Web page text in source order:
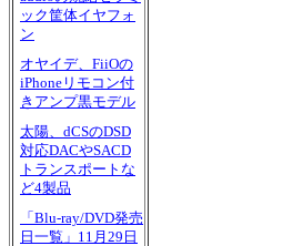
ック筐体イヤフォ
ン
オヤイデ、FiiOの
iPhoneリモコン付
きアンプ黒モデル
太陽、dCSのDSD
対応DACやSACD
トランスポートな
ど4製品
「Blu-ray/DVD発売
日一覧」11月29日